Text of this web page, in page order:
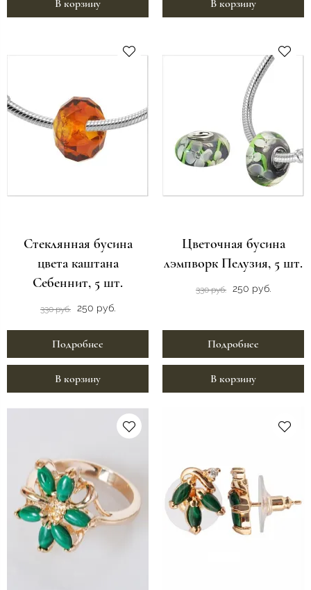
В корзину В корзину
Стеклянная бусина
цвета каштана
Себеннит, 5 шт.
330 руб. 250 руб.
Подробнее
В корзину
Цветочная бусина
лэмпворк Пелузия, 5 шт.
330 руб. 250 руб.
Подробнее
В корзину